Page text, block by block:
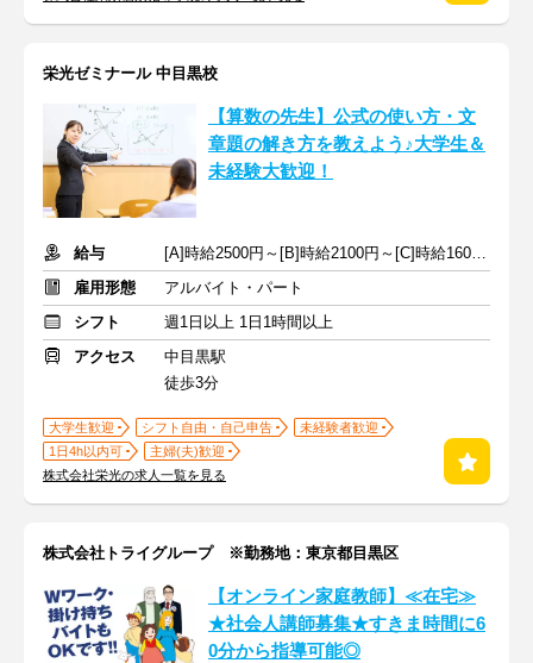
栄光ゼミナール 中目黒校
【算数の先生】公式の使い方・文
章題の解き方を教えよう♪大学生＆
未経験大歓迎！
給与
[A]時給2500円～[B]時給2100円～[C]時給1600円～ ※生徒数による
雇用形態
アルバイト・パート
シフト
週1日以上 1日1時間以上
アクセス
中目黒駅
徒歩3分
大学生歓迎 シフト自由・自己申告
未経験者歓迎
1日4h以内可
主婦(夫)歓迎
株式会社栄光の求人一覧を見る
株式会社トライグループ ※勤務地：東京都目黒区
【オンライン家庭教師】≪在宅≫
★社会人講師募集★すきま時間に6
0分から指導可能◎